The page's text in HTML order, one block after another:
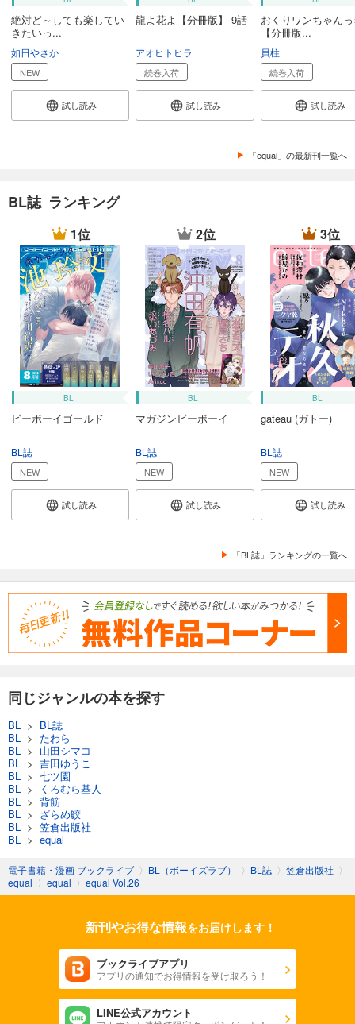
カート
あらすじを表示する
equal vol.100β
660円 (税込)
660
カート
試し読み
あらすじを表示する
equal vol.99β
550円 (税込)
カート
試し読み
試し読み
あらすじを表示する
440円 (税込)
equal vol.97β
あらすじを表示する
equal vol.97α
550円 (税込)
あらすじを表示する
equal vol.96β
絶対ど～しても楽してい
きたいっ...
如日やさか
NEW
試し読み
龍よ花よ【分冊版】 9話
アオヒトヒラ
続巻入荷
試し読み
おくりワンちゃん
【分冊版...
貝柱
続巻入荷
試し読み
「equal」の最新刊一覧へ
BL誌 ランキング
1位
BL
ビーボーイゴールド
BL誌
NEW
試し読み
2位
BL
マガジンビーボーイ
BL誌
NEW
試し読み
3位
BL
gateau (ガトー)
BL誌
NEW
試し読み
「BL誌」ランキングの一覧へ
同じジャンルの本を探す
BL > BL誌
BL > たわら
BL > 山田シマコ
BL > 吉田ゆうこ
BL > 七ツ園
BL >
くろむら基人
BL > 背筋
BL > ざらめ鮫
BL > 笠倉出版社
BL > equal
電子書籍・漫画 ブックライブ 〉 BL（ボーイズラブ） 〉 BL誌 〉 笠倉出版社 〉
equal 〉 equal 〉 equal Vol.26
新刊やお得な情報をお届けします！
ブックライブアプリ
アプリの通知でお得情報を受け取ろう！
LINE公式アカウント